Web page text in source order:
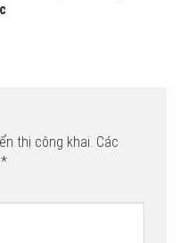
thị công khai. Các
*